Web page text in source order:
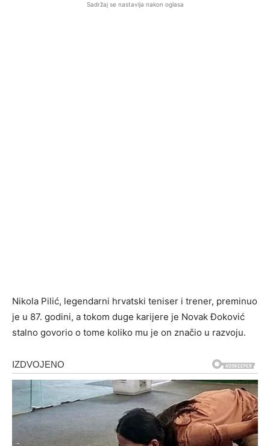
Sadržaj se nastavlja nakon oglasa
Nikola Pilić, legendarni hrvatski teniser i trener, preminuo
je u 87. godini, a tokom duge karijere je Novak Đoković
stalno govorio o tome koliko mu je on značio u razvoju.